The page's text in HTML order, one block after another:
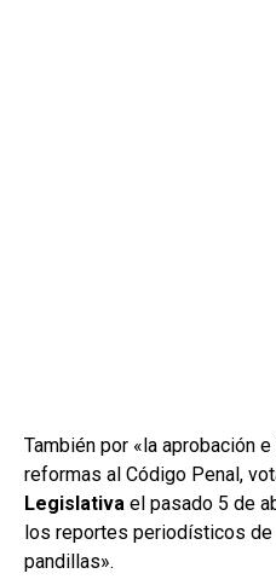
También por «la aprobación
reformas al Código Penal,
Legislativa el pasado 5 de
los reportes periodísticos
pandillas».